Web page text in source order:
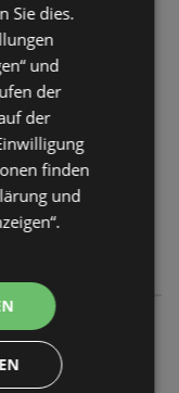
Sie dies.
und
der
der
finden
und